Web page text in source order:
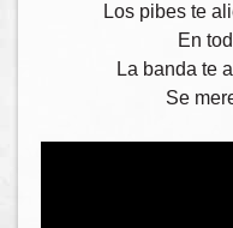
Los pibes te
En
La banda te
Se